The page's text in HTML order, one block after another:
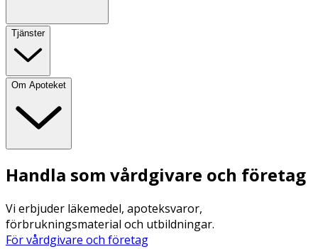
Tjänster
Om Apoteket
Handla som vårdgivare och företag
Vi erbjuder läkemedel, apoteksvaror,
förbrukningsmaterial och utbildningar.
För vårdgivare och företag